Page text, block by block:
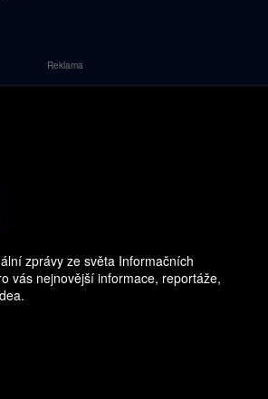
Reklama
zprávy ze světa Informačních
vás nejnovější informace, reportáže,